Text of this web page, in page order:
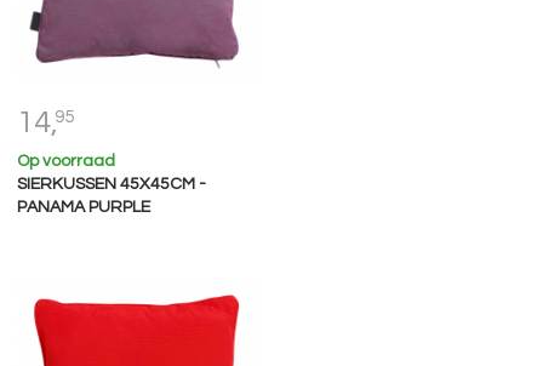
14,95
Op voorraad
SIERKUSSEN 45X45CM -
PANAMA PURPLE